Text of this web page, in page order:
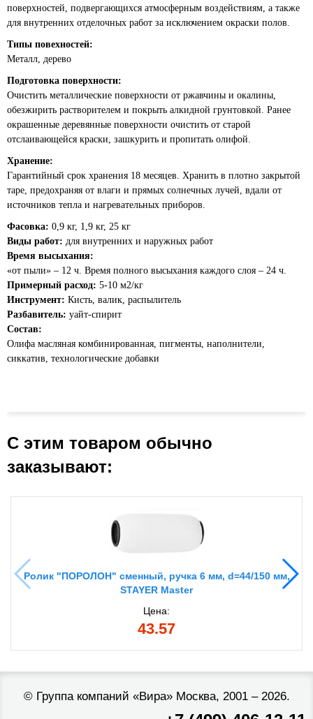
поверхностей, подвергающихся атмосферным воздействиям, а также
для внутренних отделочных работ за исключением окраски полов.
Типы повехностей:
Металл, дерево
Подготовка поверхности:
Очистить металлические поверхности от ржавчины и окалины,
обезжирить растворителем и покрыть алкидной грунтовкой. Ранее
окрашенные деревянные поверхности очистить от старой
отслаивающейся краски, зашкурить и пропитать олифой.
Хранение:
Гарантийный срок хранения 18 месяцев. Хранить в плотно закрытой
таре, предохраняя от влаги и прямых солнечных лучей, вдали от
источников тепла и нагревательных приборов.
Фасовка: 0,9 кг, 1,9 кг, 25 кг
Виды работ: для внутренних и наружных работ
Время высыхания:
«от пыли» – 12 ч. Время полного высыхания каждого слоя – 24 ч.
Примерный расход: 5-10 м2/кг
Инструмент: Кисть, валик, распылитель
Разбавитель: уайт-спирит
Состав:
Олифа масляная комбинированная, пигменты, наполнители,
сиккатив, технологические добавки
С этим товаром обычно
заказывают:
Ролик "ПОРОЛОН" сменный, ручка 6 мм, d=44/150 мм,
STAYER Master
Цена:
43.57
© Группа компаний «Вира»Москва, 2001 – 2026.